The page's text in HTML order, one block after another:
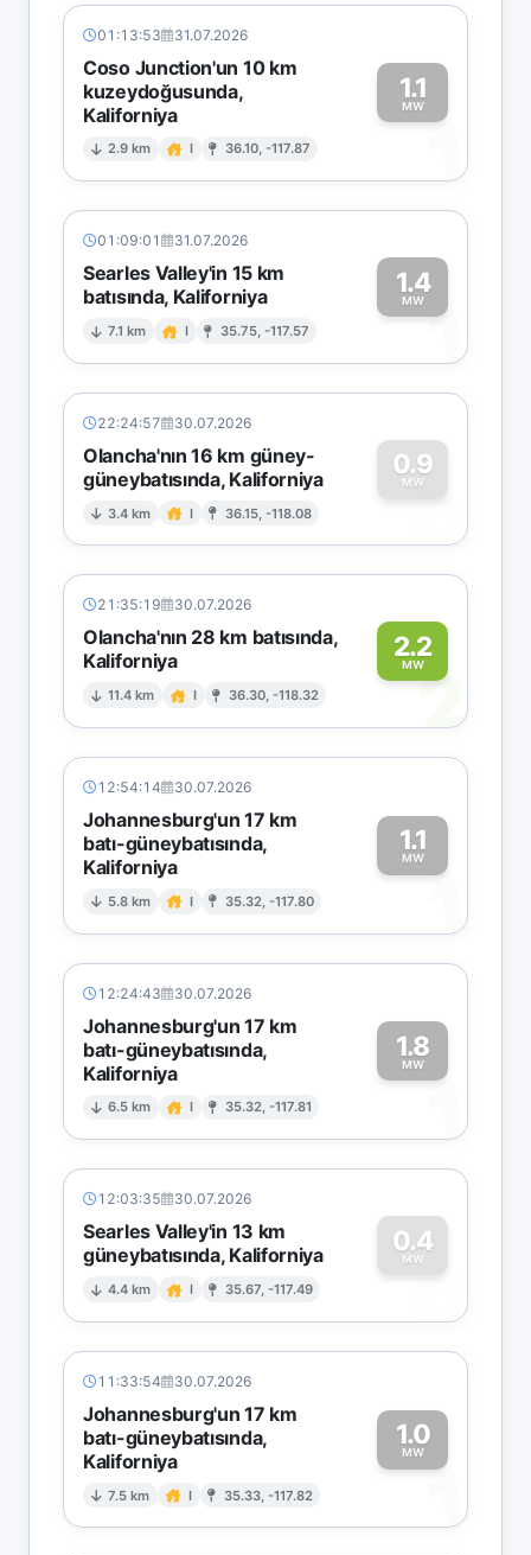
01:13:53 31.07.2026
Coso Junction'un 10 km
kuzeydoğusunda,
Kaliforniya
2.9 km I 36.10, -117.87
1.1
MW
1
01:09:01 31.07.2026
Searles Valley'in 15 km
batısında, Kaliforniya
7.1 km I 35.75, -117.57
1.4
MW1
22:24:57 30.07.2026
Olancha'nın 16 km güney-
güneybatısında, Kaliforniya
3.4 km I 36.15, -118.08
0.9
MW
0
21:35:19 30.07.2026
Olancha'nın 28 km batısında,
Kaliforniya
11.4 km I 36.30, -118.32
2.2
MW2
12:54:14 30.07.2026
Johannesburg'un 17 km
batı-güneybatısında,
Kaliforniya
5.8 km I 35.32, -117.80
1.1
MW
1
12:24:43 30.07.2026
Johannesburg'un 17 km
batı-güneybatısında,
Kaliforniya
6.5 km I 35.32, -117.81
1.8
MW
1
12:03:35 30.07.2026
Searles Valley'in 13 km
güneybatısında, Kaliforniya
4.4 km I 35.67, -117.49
0.4
MW
0
11:33:54 30.07.2026
Johannesburg'un 17 km
batı-güneybatısında,
Kaliforniya
7.5 km I 35.33, -117.82
1.0
MW
1